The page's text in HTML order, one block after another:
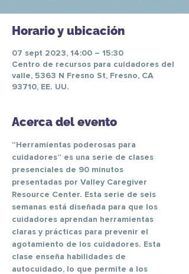
Horario y ubicación
07 sept 2023, 14:00 – 15:30
Centro de recursos para cuidadores del
valle, 5363 N Fresno St, Fresno, CA
93710, EE. UU.
Acerca del evento
“Herramientas poderosas para
cuidadores” es una serie de clases
presenciales de 90 minutos
presentadas por Valley Caregiver
Resource Center. Esta serie de seis
semanas está diseñada para que los
cuidadores aprendan herramientas
claras y prácticas para prevenir el
agotamiento de los cuidadores. Esta
clase enseña habilidades de
autocuidado, lo que permite a los